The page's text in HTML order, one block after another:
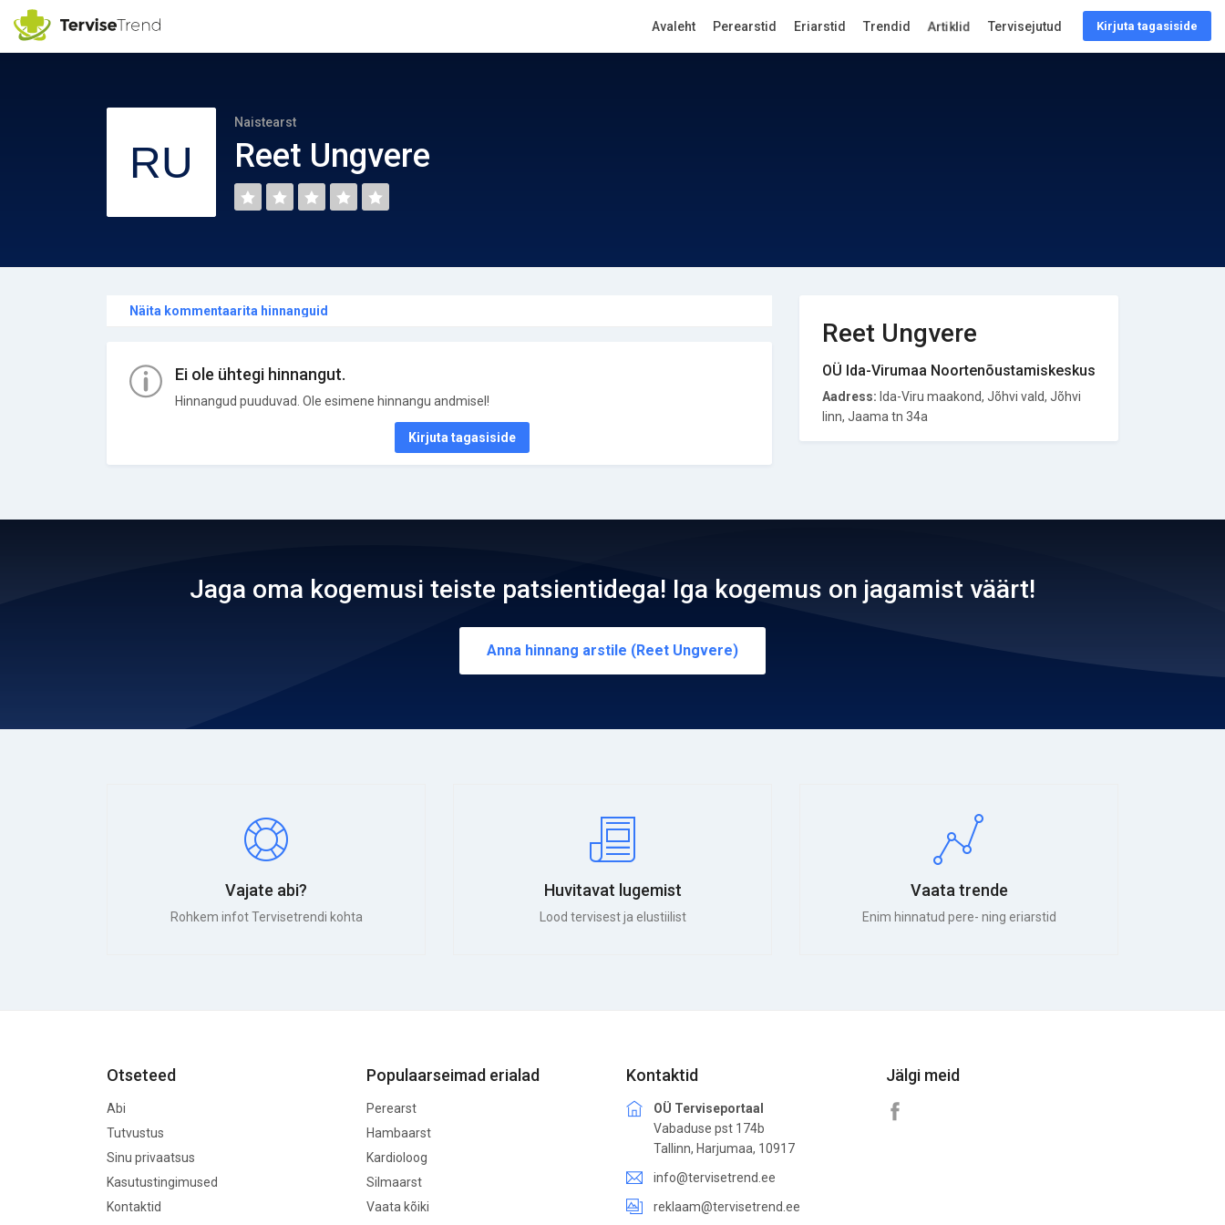
Naistearst
Reet Ungvere
Näita kommentaarita hinnanguid
Ei ole ühtegi hinnangut.
Hinnangud puuduvad. Ole esimene hinnangu andmisel!
Kirjuta tagasiside
Reet Ungvere
OÜ Ida-Virumaa Noortenõustamiskeskus
Aadress: Ida-Viru maakond, Jõhvi vald, Jõhvi
linn, Jaama tn 34a
Jaga oma kogemusi teiste patsientidega! Iga kogemus on jagamist väärt!
Anna hinnang arstile (Reet Ungvere)
Vajate abi?
Rohkem infot Tervisetrendi kohta
Huvitavat lugemist
Lood tervisest ja elustiilist
Vaata trende
Enim hinnatud pere- ning eriarstid
Otseteed
Abi
Tutvustus
Sinu privaatsus
Kasutustingimused
Kontaktid
Populaarseimad erialad
Perearst
Hambaarst
Kardioloog
Silmaarst
Vaata kõiki
Kontaktid
OÜ Terviseportaal
Vabaduse pst 174b
Tallinn, Harjumaa, 10917
info@tervisetrend.ee
reklaam@tervisetrend.ee
Jälgi meid
Kirjuta tagasiside
Avaleht Perearstid Eriarstid Trendid Artiklid Tervisejutud